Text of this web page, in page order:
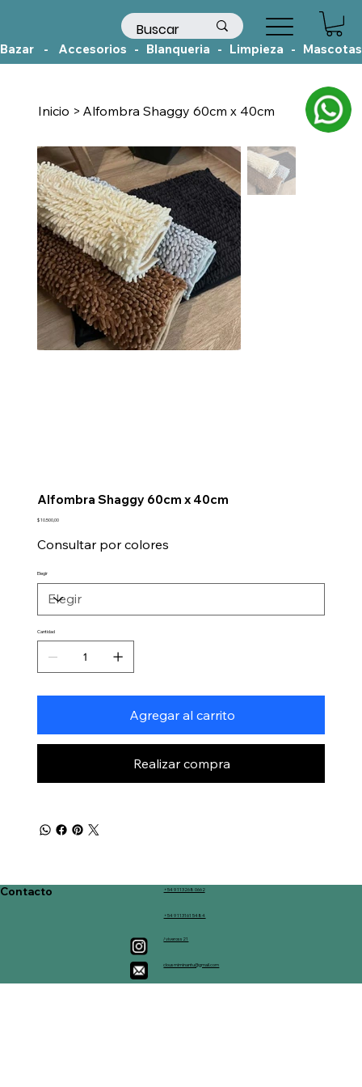
Bazar    -    Accesorios   -   Blanqueria   -   Limpieza   -
Inicio > Alfombra Shaggy 60cm x 40cm
Alfombra Shaggy 60cm x 40cm
Precio
$ 10.500,00
Consultar por colores
Elegir
Cantidad
Agregar al carrito
Realizar compra
+54 9 113268 0662
+54 9 113161 5484
/viveross21
clousmiminantu@gmail.com
Contacto